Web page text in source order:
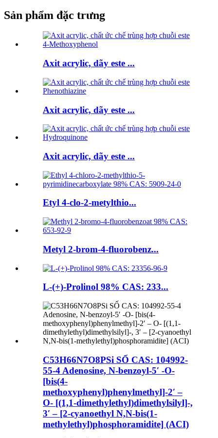
Sản phẩm đặc trưng
Axit acrylic, dãy este ...
Axit acrylic, dãy este ...
Axit acrylic, dãy este ...
Etyl 4-clo-2-metylthio...
Metyl 2-brom-4-fluorobenz...
L-(+)-Prolinol 98% CAS: 233...
C53H66N7O8PSi SỐ CAS: 104992-
55-4 Adenosine, N-benzoyl-5′ -O-
[bis(4-
methoxyphenyl)phenylmethyl]-2′ –
O- [(1,1-dimethylethyl)dimethylsilyl]-,
3′ – [2-cyanoethyl N,N-bis(1-
methylethyl)phosphoramidite] (ACI)